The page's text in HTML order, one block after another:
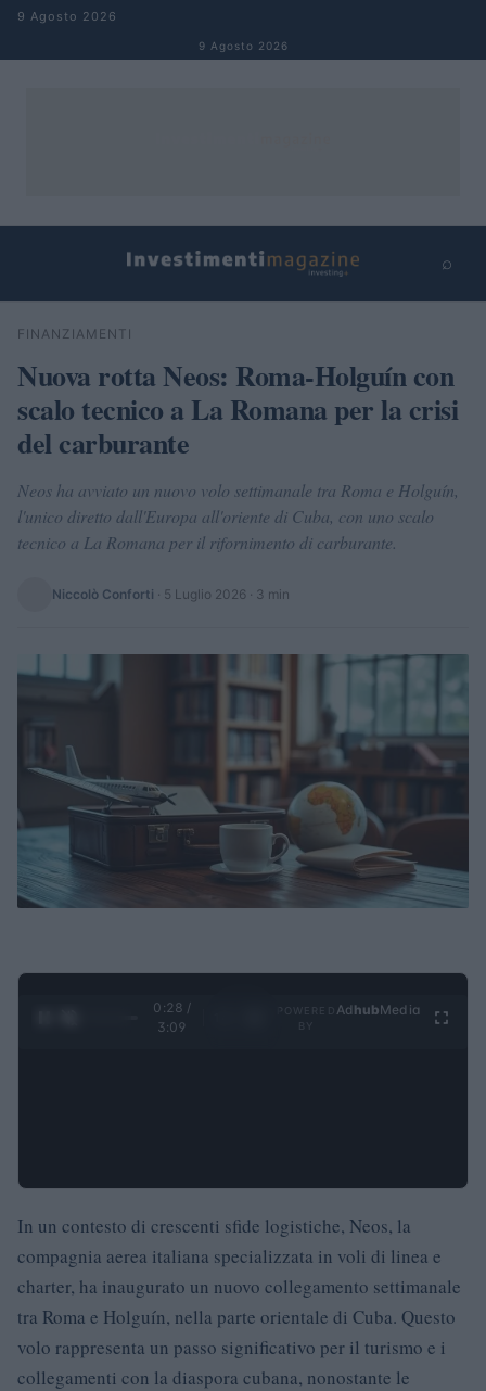
Salta al contenuto
9 Agosto 2026
9 Agosto 2026
⌕
Cerca
FINANZIAMENTI
Nuova rotta Neos: Roma-Holguín con
scalo tecnico a La Romana per la crisi
del carburante
Neos ha avviato un nuovo volo settimanale tra Roma e Holguín,
l'unico diretto dall'Europa all'oriente di Cuba, con uno scalo
tecnico a La Romana per il rifornimento di carburante.
Niccolò Conforti · 5 Luglio 2026 · 3 min
0:29 /
3:09
Ad hubMedia
In un contesto di crescenti sfide logistiche, Neos, la
compagnia aerea italiana specializzata in voli di linea e
charter, ha inaugurato un nuovo collegamento settimanale
tra Roma e Holguín, nella parte orientale di Cuba. Questo
volo rappresenta un passo significativo per il turismo e i
collegamenti con la diaspora cubana, nonostante le